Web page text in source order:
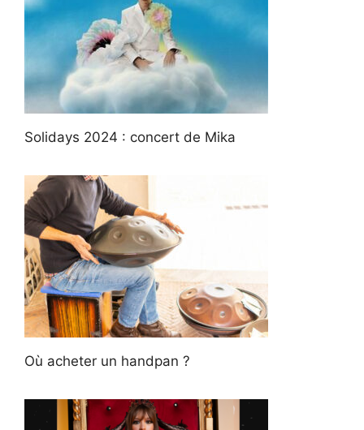
Solidays 2024 : concert de Mika
Où acheter un handpan ?